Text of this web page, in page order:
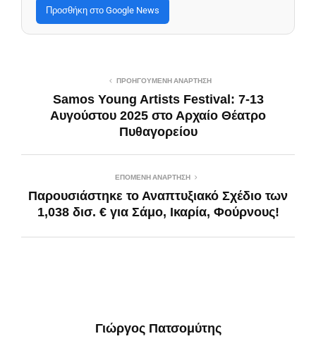
Προσθήκη στο Google News
ΠΡΟΗΓΟΎΜΕΝΗ ΑΝΆΡΤΗΣΗ
Samos Young Artists Festival: 7-13
Αυγούστου 2025 στο Αρχαίο Θέατρο
Πυθαγορείου
ΕΠΌΜΕΝΗ ΑΝΆΡΤΗΣΗ
Παρουσιάστηκε το Αναπτυξιακό Σχέδιο των
1,038 δισ. € για Σάμο, Ικαρία, Φούρνους!
Γιώργος Πατσομύτης